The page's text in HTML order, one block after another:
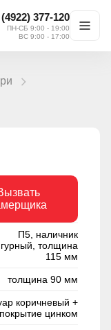
377-120
ПН-СБ 9:00 - 19:00
ВС 9:00 - 17:00
П5, наличник
толщина
115 мм
толщина 90 мм
коричневый +
покрытие цинком